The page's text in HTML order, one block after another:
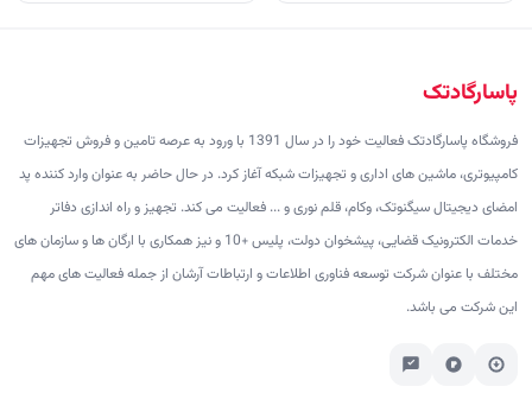
پاسارگادتک
فروشگاه پاسارگادتک فعالیت خود را در سال 1391 با ورود به عرصه تامین و فروش تجهیزات
کامپیوتری، ماشین های اداری و تجهیزات شبکه آغاز کرد. در حال حاضر به عنوان وارد کننده پد
امضای دیجیتال سیگنوتک، وکام، قلم نوری و ... فعالیت می کند. تجهیز و راه اندازی دفاتر
خدمات الکترونیک قضایی، پیشخوان دولت، پلیس +10 و نیز همکاری با ارگان ها و سازمان های
مختلف با عنوان شرکت توسعه فناوری اطلاعات و ارتباطات آرشان از جمله فعالیت های مهم
این شرکت می باشد.